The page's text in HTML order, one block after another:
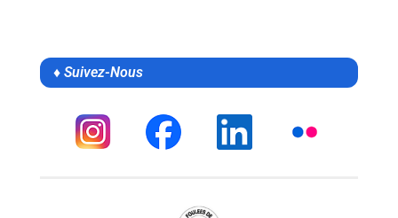
♦ Suivez-Nous